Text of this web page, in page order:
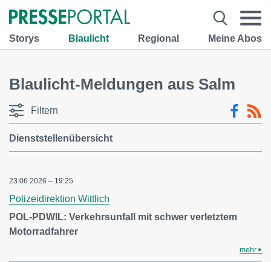
Storys Blaulicht Regional Meine Abos
Blaulicht-Meldungen aus Salm
Filtern
Dienststellenübersicht
23.06.2026 – 19:25
Polizeidirektion Wittlich
POL-PDWIL: Verkehrsunfall mit schwer verletztem
Motorradfahrer
mehr